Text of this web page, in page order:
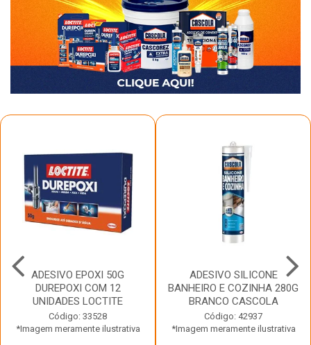
ADESIVO EPOXI 50G
DUREPOXI COM 12
UNIDADES LOCTITE
Código: 33528
*Imagem meramente ilustrativa
ADESIVO SILICONE
BANHEIRO E COZINHA 280G
BRANCO CASCOLA
Código: 42937
*Imagem meramente ilustrativa